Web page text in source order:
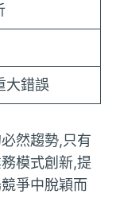
大錯誤
然趨勢,只有
模式創新,提
爭中脫穎而